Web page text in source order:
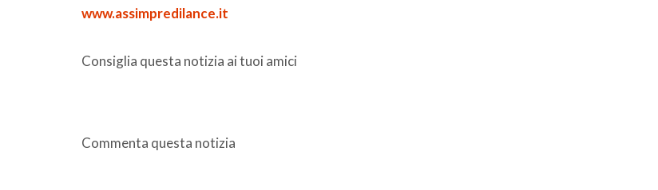
www.assimpredilance.it
Consiglia questa notizia ai tuoi amici
Commenta questa notizia